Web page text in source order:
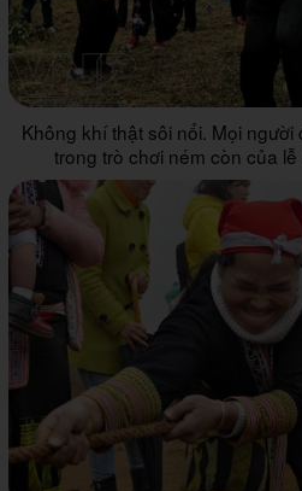
Không khí thật sôi nổi. Mọi
trong trò chơi ném còn của